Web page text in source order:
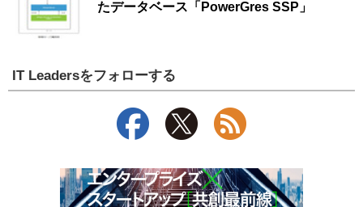
たデータベース「PowerGres SSP」
IT Leadersをフォローする